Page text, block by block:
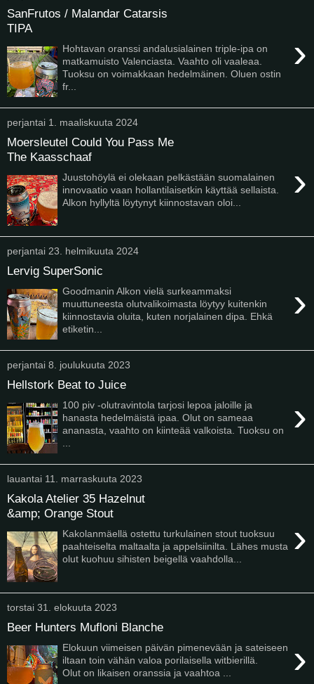
SanFrutos / Malandar Catarsis
TIPA
›
Hohtavan oranssi andalusialainen triple-ipa on
matkamuisto Valenciasta. Vaahto oli vaaleaa.
Tuoksu on voimakkaan hedelmäinen. Oluen ostin
fr...
perjantai 1. maaliskuuta 2024
Moersleutel Could You Pass Me
The Kaasschaaf
›
Juustohöylä ei olekaan pelkästään suomalainen
innovaatio vaan hollantilaisetkin käyttää sellaista.
Alkon hyllyltä löytynyt kiinnostavan oloi...
perjantai 23. helmikuuta 2024
Lervig SuperSonic
›
Goodmanin Alkon vielä surkeammaksi
muuttuneesta olutvalikoimasta löytyy kuitenkin
kiinnostavia oluita, kuten norjalainen dipa. Ehkä
etiketin...
perjantai 8. joulukuuta 2023
Hellstork Beat to Juice
›
100 piv -olutravintola tarjosi lepoa jaloille ja
hanasta hedelmäistä ipaa. Olut on sameaa
ananasta, vaahto on kiinteää valkoista. Tuoksu on
lauantai 11. marraskuuta 2023
Kakola Atelier 35 Hazelnut
&amp; Orange Stout
›
Kakolanmäellä ostettu turkulainen stout tuoksuu
paahteiselta maltaalta ja appelsiinilta. Lähes musta
olut kuohuu sihisten beigellä vaahdolla...
torstai 31. elokuuta 2023
Beer Hunters Mufloni Blanche
›
Elokuun viimeisen päivän pimenevään ja sateiseen
iltaan toin vähän valoa porilaisella witbierillä.
Olut on likaisen oranssia ja vaahtoa ...